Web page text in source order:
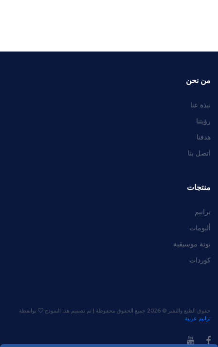
من نحن
نبذة عنا
رؤيتنا
هدفنا
اتصل بنا
منتجات
ترانيم
ألبومات
نوتة موسيقية
كوردات
حقوق الطبع والنشر © 2026 جميع الحقوق محفوظة | تم تصميم هذا النموذج
بواسطة
ترانيم عربية